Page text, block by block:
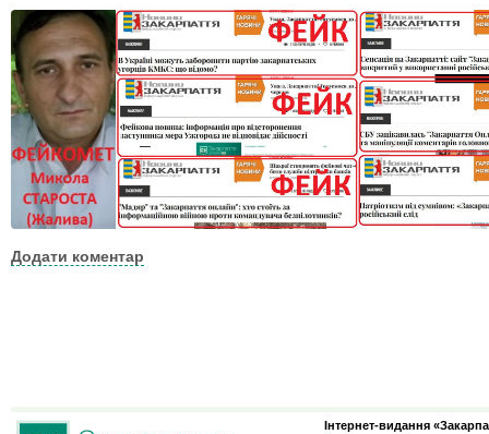
Додати коментар
Інтернет-видання